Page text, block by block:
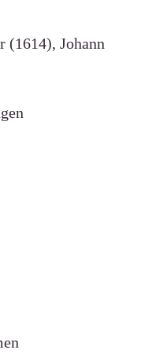
(1614), Johann